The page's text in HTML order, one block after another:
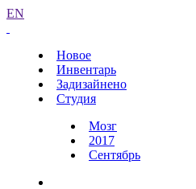
EN
Новое
Инвентарь
Задизайнено
Студия
Мозг
2017
Сентябрь